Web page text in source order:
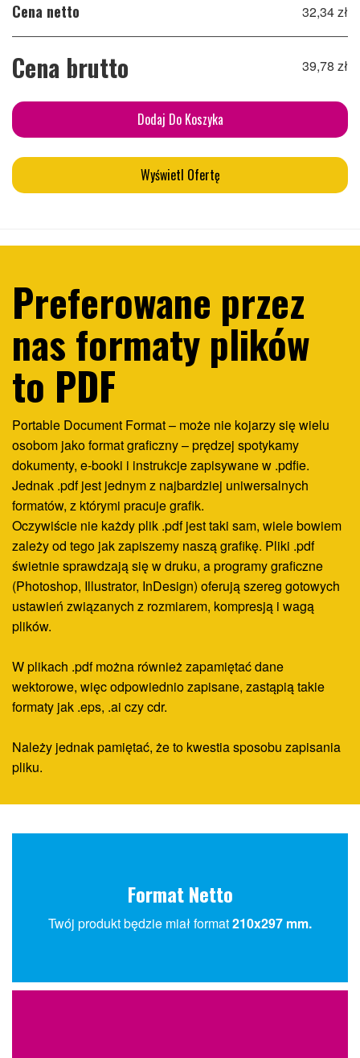
Cena netto 32,34 zł
Cena brutto 39,78 zł
Dodaj Do Koszyka
Wyświetl Ofertę
Preferowane przez
nas formaty plików
to PDF
Portable Document Format – może nie kojarzy się wielu
osobom jako format graficzny – prędzej spotykamy
dokumenty, e-booki i instrukcje zapisywane w .pdfie.
Jednak .pdf jest jednym z najbardziej uniwersalnych
formatów, z którymi pracuje grafik.
Oczywiście nie każdy plik .pdf jest taki sam, wiele bowiem
zależy od tego jak zapiszemy naszą grafikę. Pliki .pdf
świetnie sprawdzają się w druku, a programy graficzne
(Photoshop, Illustrator, InDesign) oferują szereg gotowych
ustawień związanych z rozmiarem, kompresją i wagą
plików.
W plikach .pdf można również zapamiętać dane
wektorowe, więc odpowiednio zapisane, zastąpią takie
formaty jak .eps, .ai czy cdr.
Należy jednak pamiętać, że to kwestia sposobu zapisania
pliku.
Format Netto
Twój produkt będzie miał format210x297 mm.